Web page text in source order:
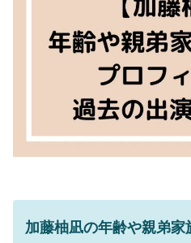
加藤柚凪の年齢や親弟